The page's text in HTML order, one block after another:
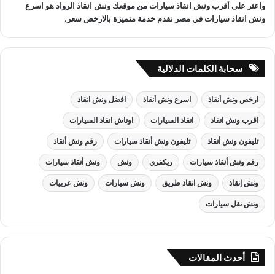
واعثر علىأقرب ونش انقاذ سياراتمن موقعك ونش انقاذ الرواد هو اسرع
ونش انقاذ سياراتفي مصر نقدم خدمة متميزة بالارخص سعر.
سحابة الكلمات الدلالية
ارخص ونش أنقاذ اسرع ونش أنقاذ افضل ونش انقاذ
اقرب ونش انقاذ انقاذ السيارات اوناش انقاذ السيارات
تليفون ونش أنقاذ تليفون ونش أنقاذ سيارات رقم ونش أنقاذ
رقم ونش أنقاذ سيارات ريكفري ونش ونش أنقاذ سيارات
ونش إنقاذ ونش انقاذ طريق ونش سيارات ونش عربيات
ونش نقل سيارات
أحدث المقالات